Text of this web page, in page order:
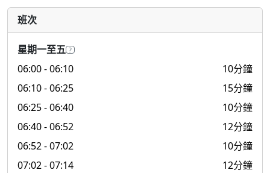
班次
星期一至五 ?
06:00- 06:10
10分鐘
06:10- 06:25
15分鐘
06:25- 06:40
10分鐘
06:40- 06:52
12分鐘
06:52- 07:02
10分鐘
07:02- 07:14
12分鐘